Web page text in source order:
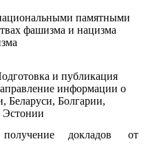
памятными
фашизма и нацизма
и публикация
информации о
Болгарии,
Эстонии
докладов от